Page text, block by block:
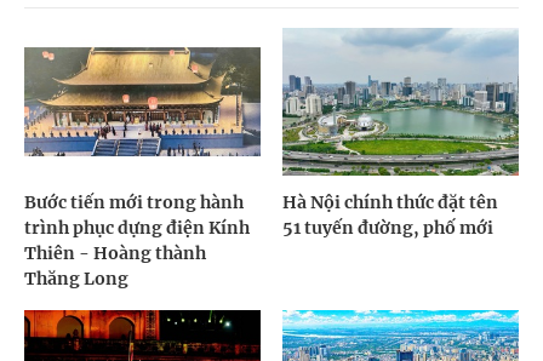
Bước tiến mới trong hành
trình phục dựng điện Kính
Thiên - Hoàng thành
Thăng Long
Hà Nội chính thức đặt tên
51 tuyến đường, phố mới